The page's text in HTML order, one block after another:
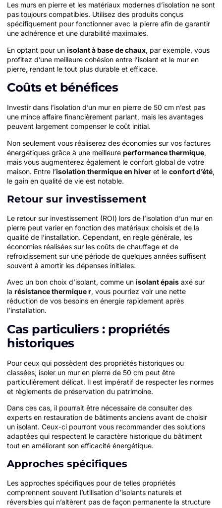
Les murs en pierre et les matériaux modernes d’isolation ne sont
pas toujours compatibles. Utilisez des produits conçus
spécifiquement pour fonctionner avec la pierre afin de garantir
une adhérence et une durabilité maximales.
En optant pour un isolant à base de chaux, par exemple, vous
profitez d’une meilleure cohésion entre l’isolant et le mur en
pierre, rendant le tout plus durable et efficace.
Coûts et bénéfices
Investir dans l’isolation d’un mur en pierre de 50 cm n’est pas
une mince affaire financièrement parlant, mais les avantages
peuvent largement compenser le coût initial.
Non seulement vous réaliserez des économies sur vos factures
énergétiques grâce à une meilleure performance thermique,
mais vous augmenterez également le confort global de votre
maison. Entre l’isolation thermique en hiver et le confort d’été,
le gain en qualité de vie est notable.
Retour sur investissement
Le retour sur investissement (ROI) lors de l’isolation d’un mur en
pierre peut varier en fonction des matériaux choisis et de la
qualité de l’installation. Cependant, en règle générale, les
économies réalisées sur les coûts de chauffage et de
refroidissement sur une période de quelques années suffisent
souvent à amortir les dépenses initiales.
Avec un bon choix d’isolant, comme un isolant épais axé sur
la résistance thermique r, vous pourriez voir une nette
réduction de vos besoins en énergie rapidement après
l’installation.
Cas particuliers : propriétés
historiques
Pour ceux qui possèdent des propriétés historiques ou
classées, isoler un mur en pierre de 50 cm peut être
particulièrement délicat. Il est impératif de respecter les normes
et règlements de préservation du patrimoine.
Dans ces cas, il pourrait être nécessaire de consulter des
experts en restauration de bâtiments anciens avant de choisir
un isolant. Ceux-ci pourront vous recommander des solutions
adaptées qui respectent le caractère historique du bâtiment
tout en améliorant son efficacité énergétique.
Approches spécifiques
Les approches spécifiques pour de telles propriétés
comprennent souvent l’utilisation d’isolants naturels et
réversibles qui n’altèrent pas de façon permanente la structure